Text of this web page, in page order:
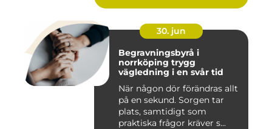
30. jun
Begravningsbyrå i
norrköping trygg
vägledning i en svår tid
När någon dör förändras allt
på en sekund. Sorgen tar
plats, samtidigt som
praktiska frågor kräver s...